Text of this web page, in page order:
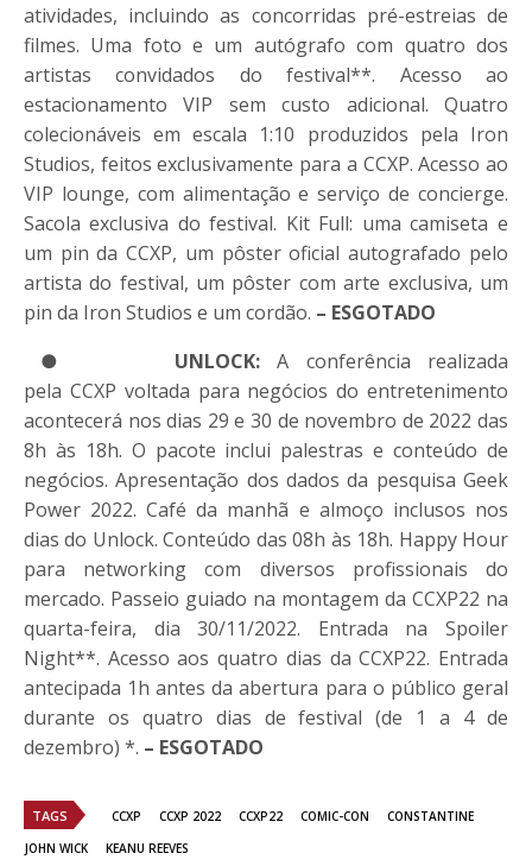
atividades, incluindo as concorridas pré-estreias de
filmes. Uma foto e um autógrafo com quatro dos
artistas convidados do festival**. Acesso ao
estacionamento VIP sem custo adicional. Quatro
colecionáveis em escala 1:10 produzidos pela Iron
Studios, feitos exclusivamente para a CCXP. Acesso ao
VIP lounge, com alimentação e serviço de concierge.
Sacola exclusiva do festival. Kit Full: uma camiseta e
um pin daCCXP, um pôster oficial autografado pelo
artista do festival, um pôster com arte exclusiva, um
pin da Iron Studios e um cordão. – ESGOTADO
● UNLOCK:A conferência realizada
pela CCXP voltada para negócios do entretenimento
acontecerá nos dias 29 e 30 de novembro de 2022 das
8h às 18h. O pacote inclui palestras e conteúdo de
negócios. Apresentação dos dados da pesquisa Geek
Power 2022. Café da manhã e almoço inclusos nos
dias do Unlock. Conteúdo das 08h às 18h. Happy Hour
para networking com diversos profissionais do
mercado. Passeio guiado na montagem da CCXP22 na
quarta-feira, dia 30/11/2022. Entrada na Spoiler
Night**. Acesso aos quatro dias daCCXP22. Entrada
antecipada 1h antes da abertura para o público geral
durante os quatro dias de festival (de 1 a 4 de
dezembro) *. – ESGOTADO
TAGS CCXP CCXP 2022 CCXP22 COMIC-CON
CONSTANTINE
JOHN WICK
KEANU REEVES